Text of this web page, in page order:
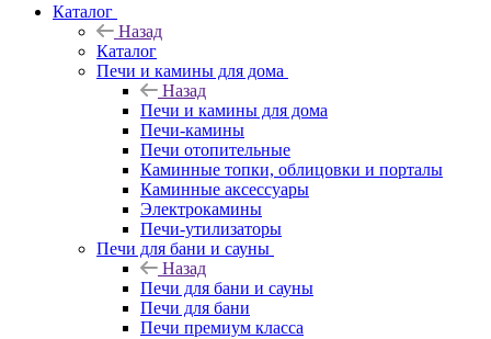
Каталог
Назад
Каталог
Печи и камины для дома
Назад
Печи и камины для дома
Печи-камины
Печи отопительные
Каминные топки, облицовки и порталы
Каминные аксессуары
Электрокамины
Печи-утилизаторы
Печи для бани и сауны
Назад
Печи для бани и сауны
Печи для бани
Печи премиум класса